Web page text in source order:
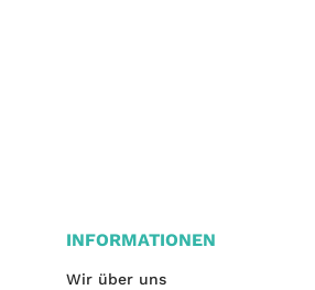
INFORMATIONEN
Wir über uns